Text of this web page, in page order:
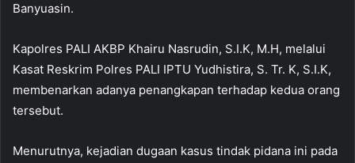
Banyuasin.
Kapolres PALI AKBP Khairu Nasrudin, S.I.K, M.H, melalui
Kasat Reskrim Polres PALI IPTU Yudhistira, S. Tr. K, S.I.K,
membenarkan adanya penangkapan terhadap kedua orang
tersebut.
Menurutnya, kejadian dugaan kasus tindak pidana ini pada